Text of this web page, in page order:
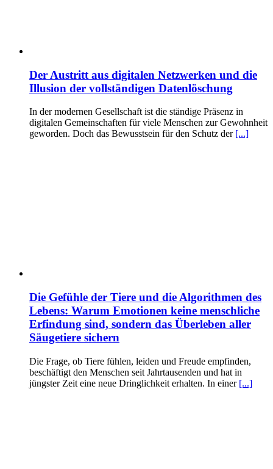
Der Austritt aus digitalen Netzwerken und die
Illusion der vollständigen Datenlöschung
In der modernen Gesellschaft ist die ständige Präsenz in
digitalen Gemeinschaften für viele Menschen zur Gewohnheit
geworden. Doch das Bewusstsein für den Schutz der [...]
Die Gefühle der Tiere und die Algorithmen des
Lebens: Warum Emotionen keine menschliche
Erfindung sind, sondern das Überleben aller
Säugetiere sichern
Die Frage, ob Tiere fühlen, leiden und Freude empfinden,
beschäftigt den Menschen seit Jahrtausenden und hat in
jüngster Zeit eine neue Dringlichkeit erhalten. In einer [...]